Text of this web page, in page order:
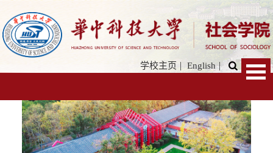
学校主页 | English |